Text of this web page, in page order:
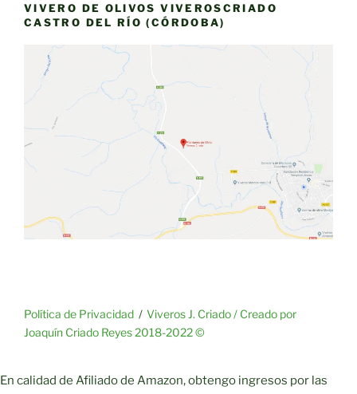
VIVERO DE OLIVOS VIVEROSCRIADO
CASTRO DEL RÍO (CÓRDOBA)
Política de Privacidad
Viveros J. Criado / Creado por
Joaquín Criado Reyes 2018-2022 ©
En calidad de Afiliado de Amazon, obtengo ingresos por las